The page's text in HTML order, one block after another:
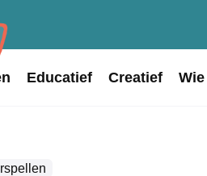
Educatief Creatief